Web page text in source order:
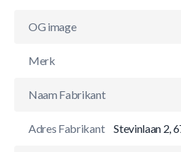
OG image
Merk
Naam Fabrikant
Adres Fabrikant Stevinlaan 2,